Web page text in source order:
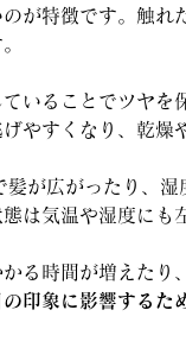
が特徴です。触
いることでツヤ
やすくなり、乾燥
が広がったり、
は気温や湿度にも
る時間が増えたり
印象に影響するた